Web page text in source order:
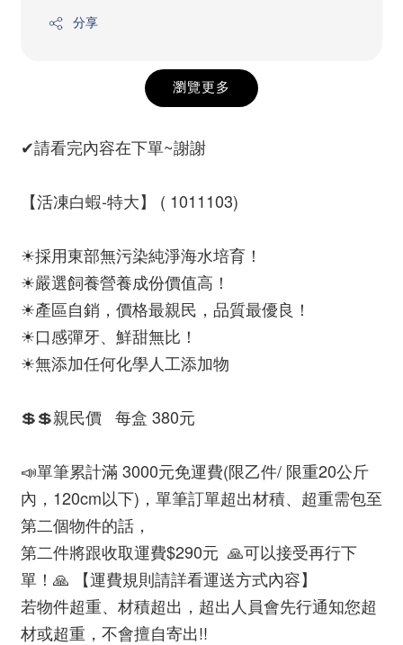
分享
瀏覽更多
✔請看完內容在下單~謝謝
【活凍白蝦-特大】 ( 1011103)
☀採用東部無污染純淨海水培育！
☀嚴選飼養營養成份價值高！
☀產區自銷，價格最親民，品質最優良！
☀口感彈牙、鮮甜無比！
☀無添加任何化學人工添加物
💲💲親民價   每盒 380元
📣單筆累計滿 3000元免運費(限乙件/ 限重20公斤
內，120cm以下)，單筆訂單超出材積、超重需包至
第二個物件的話，
第二件將跟收取運費$290元  🙏可以接受再行下
單！🙏 【運費規則請詳看運送方式內容】
若物件超重、材積超出，超出人員會先行通知您超
材或超重，不會擅自寄出!!